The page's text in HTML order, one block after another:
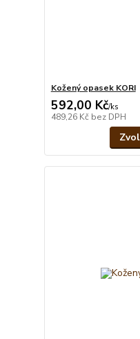
Kožený opasek KORI
592,00 Kč/ks
489,26 Kč bez DPH